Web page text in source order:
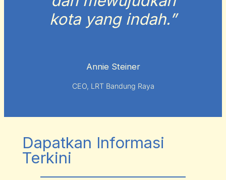
kota yang indah.”
Annie Steiner
CEO, LRT Bandung Raya
Dapatkan Informasi
Terkini